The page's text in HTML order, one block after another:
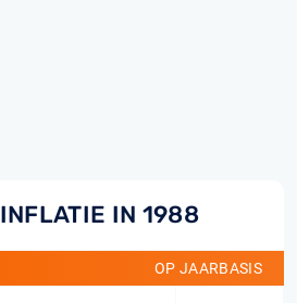
IN 1988
OP JAARBASIS